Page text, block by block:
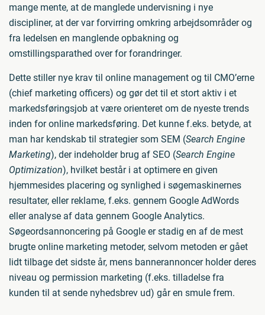
mange mente, at de manglede undervisning i nye
discipliner, at der var forvirring omkring arbejdsområder og
fra ledelsen en manglende opbakning og
omstillingsparathed over for forandringer.
Dette stiller nye krav til online management og til CMO’erne
(chief marketing officers) og gør det til et stort aktiv i et
markedsføringsjob at være orienteret om de nyeste trends
inden for online markedsføring. Det kunne f.eks. betyde, at
man har kendskab til strategier som SEM (Search Engine
Marketing), der indeholder brug af SEO (Search Engine
Optimization), hvilket består i at optimere en given
hjemmesides placering og synlighed i søgemaskinernes
resultater, eller reklame, f.eks. gennem Google AdWords
eller analyse af data gennem Google Analytics.
Søgeordsannoncering på Google er stadig en af de mest
brugte online marketing metoder, selvom metoden er gået
lidt tilbage det sidste år, mens bannerannoncer holder deres
niveau og permission marketing (f.eks. tilladelse fra
kunden til at sende nyhedsbrev ud) går en smule frem.